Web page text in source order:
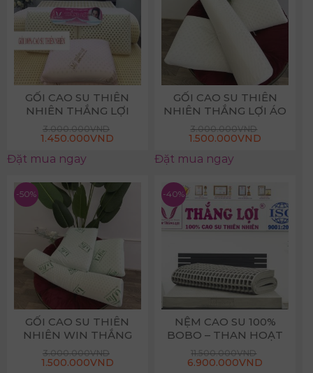
GỐI CAO SU THIÊN
NHIÊN THẮNG LỢI
3.000.000VND
Giá
là:
3.000.000VND.
1.450.000VND
Đặt mua ngay
GỐI CAO SU THIÊN
NHIÊN THẮNG LỢI ÁO
3.000.000VND
Giá
là:
3.000.000VND.
1.500.000VND
Đặt mua ngay
-50%
GỐI CAO SU THIÊN
NHIÊN WIN THẮNG
3.000.000VND
Giá
1.500.000VNDGiá
-40%
NỆM CAO SU 100%
BOBO – THAN HOẠT
11.500.000VND
6.900.000VND